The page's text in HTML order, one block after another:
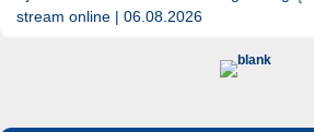
stream online | 06.08.2026